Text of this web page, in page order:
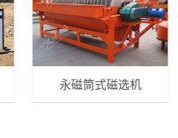
永磁筒式磁选机